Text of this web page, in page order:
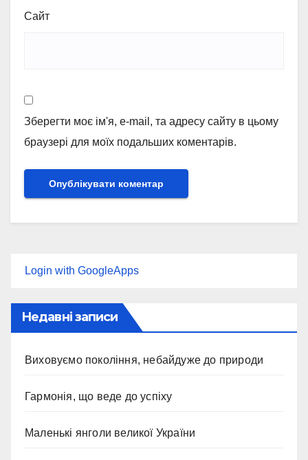
Сайт
Зберегти моє ім'я, e-mail, та адресу сайту в цьому
браузері для моїх подальших коментарів.
Login with GoogleApps
Недавні записи
Виховуємо покоління, небайдуже до природи
Гармонія, що веде до успіху
Маленькі янголи великої України